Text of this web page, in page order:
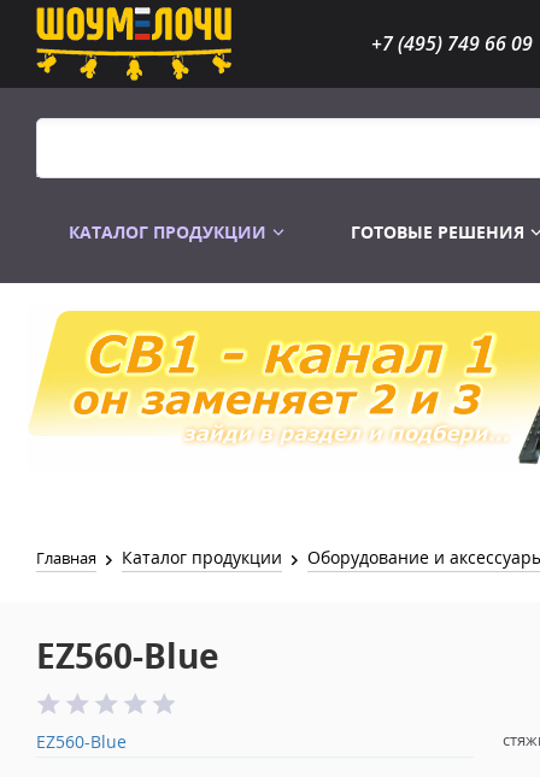
+7 (495) 749 66 09
КАТАЛОГ ПРОДУКЦИИ
Распродажа Лампы
ГОТОВЫЕ РЕШЕНИЯ
Главная Каталог продукции Оборудование и
EZ560-Blue
EZ560-Blue